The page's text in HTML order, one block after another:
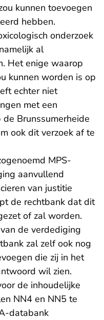
kunnen toevoegen
hebben.
onderzoek
al
Het enige waarop
kunnen worden is op
echter niet
met een
Brunssumerheide
ook dit verzoek af te
MPS-
aanvullend
van justitie
de rechtbank dat dit
of zal worden.
de verdediging
zal zelf ook nog
die zij in het
wil zien.
de inhoudelijke
NN4 en NN5 te
databank